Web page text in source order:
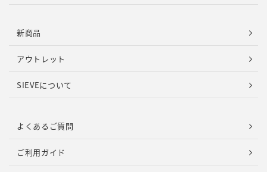
新商品
アウトレット
SIEVEについて
よくあるご質問
ご利用ガイド